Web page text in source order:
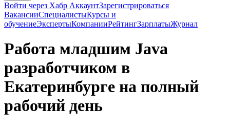
Войти через Хабр АккаунтЗарегистрироваться
ВакансииСпециалистыКурсы и
обучениеЭкспертыКомпанииРейтингЗарплатыЖурнал
Работа младшим Java
разработчиком в
Екатеринбурге на полный
рабочий день